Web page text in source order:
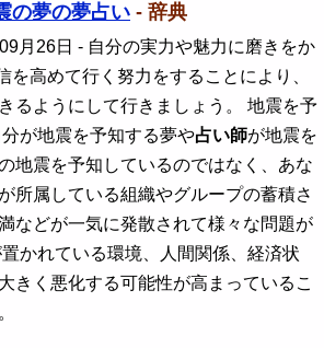
の夢の夢占い - 辞典
月26日 - 自分の実力や魅力に磨きをか
を高めて行く努力をすることにより、
るようにして行きましょう。 地震を予
が地震を予知する夢や占い師が地震を
地震を予知しているのではなく、あな
所属している組織やグループの蓄積さ
などが一気に発散されて様々な問題が
かれている環境、人間関係、経済状
きく悪化する可能性が高まっているこ